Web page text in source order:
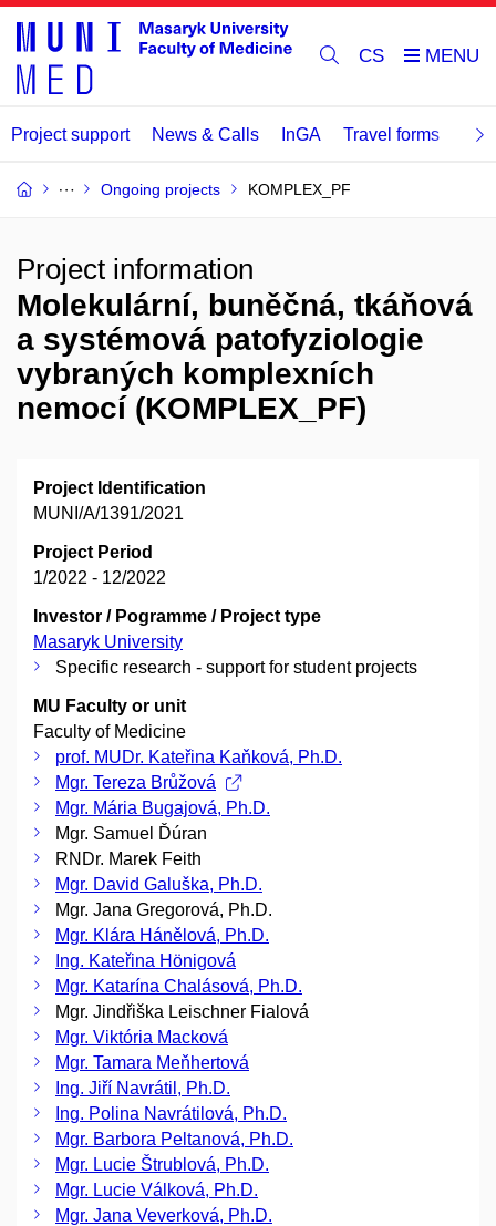
CS
Project support News & Calls InGA Travel forms
Ongoing projects KOMPLEX_PF
Project information
Molekulární, buněčná, tkáňová
a systémová patofyziologie
vybraných komplexních
nemocí (KOMPLEX_PF)
Project Identification
MUNI/A/1391/2021
Project Period
1/2022 - 12/2022
Investor / Pogramme / Project type
Masaryk University
Specific research - support for student projects
MU Faculty or unit
Faculty of Medicine
prof. MUDr. Kateřina Kaňková, Ph.D.
Mgr. Tereza Brůžová
Mgr. Mária Bugajová, Ph.D.
Mgr. Samuel Ďúran
RNDr. Marek Feith
Mgr. David Galuška, Ph.D.
Mgr. Jana Gregorová, Ph.D.
Mgr. Klára Hánělová, Ph.D.
Ing. Kateřina Hönigová
Mgr. Katarína Chalásová, Ph.D.
Mgr. Jindřiška Leischner Fialová
Mgr. Viktória Macková
Mgr. Tamara Meňhertová
Ing. Jiří Navrátil, Ph.D.
Ing. Polina Navrátilová, Ph.D.
Mgr. Barbora Peltanová, Ph.D.
Mgr. Lucie Štrublová, Ph.D.
Mgr. Lucie Válková, Ph.D.
Mgr. Jana Veverková, Ph.D.